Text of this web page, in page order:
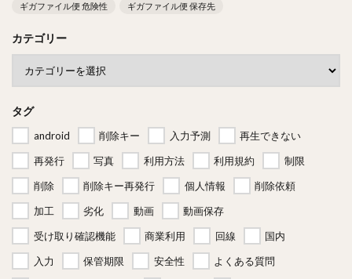
ギガファイル便 危険性
ギガファイル便 保存先
カテゴリー
タグ
android 削除キー 入力予測
再生できない
再発行
写真 利用方法 利用規約
制限
削除
削除キー再発行 個人情報
削除依頼
加工
劣化 動画
動画保存
受け取り確認機能
商業利用 回線
国内
入力
保管期限 安全性
よくある質問